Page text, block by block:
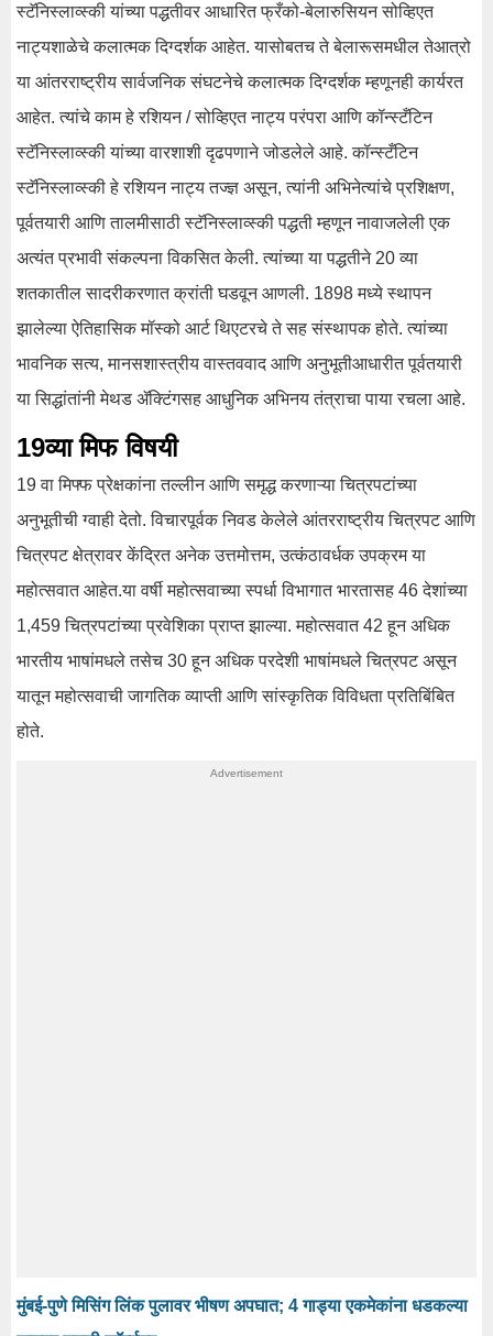
स्टॅनिस्लाव्स्की यांच्या पद्धतीवर आधारित फ्रँको-बेलारुसियन सोव्हिएत
नाट्यशाळेचे कलात्मक दिग्दर्शक आहेत. यासोबतच ते बेलारूसमधील तेआत्रो
या आंतरराष्ट्रीय सार्वजनिक संघटनेचे कलात्मक दिग्दर्शक म्हणूनही कार्यरत
आहेत. त्यांचे काम हे रशियन / सोव्हिएत नाट्य परंपरा आणि कॉन्स्टँटिन
स्टॅनिस्लाव्स्की यांच्या वारशाशी दृढपणाने जोडलेले आहे. कॉन्स्टँटिन
स्टॅनिस्लाव्स्की हे रशियन नाट्य तज्ज्ञ असून, त्यांनी अभिनेत्यांचे प्रशिक्षण,
पूर्वतयारी आणि तालमीसाठी स्टॅनिस्लाव्स्की पद्धती म्हणून नावाजलेली एक
अत्यंत प्रभावी संकल्पना विकसित केली. त्यांच्या या पद्धतीने 20 व्या
शतकातील सादरीकरणात क्रांती घडवून आणली. 1898 मध्ये स्थापन
झालेल्या ऐतिहासिक मॉस्को आर्ट थिएटरचे ते सह संस्थापक होते. त्यांच्या
भावनिक सत्य, मानसशास्त्रीय वास्तववाद आणि अनुभूतीआधारीत पूर्वतयारी
या सिद्धांतांनी मेथड ॲक्टिंगसह आधुनिक अभिनय तंत्राचा पाया रचला आहे.
19व्या मिफ विषयी
19 वा मिफ्फ प्रेक्षकांना तल्लीन आणि समृद्ध करणाऱ्या चित्रपटांच्या
अनुभूतीची ग्वाही देतो. विचारपूर्वक निवड केलेले आंतरराष्ट्रीय चित्रपट आणि
चित्रपट क्षेत्रावर केंद्रित अनेक उत्तमोत्तम, उत्कंठावर्धक उपक्रम या
महोत्सवात आहेत.या वर्षी महोत्सवाच्या स्पर्धा विभागात भारतासह 46 देशांच्या
1,459 चित्रपटांच्या प्रवेशिका प्राप्त झाल्या. महोत्सवात 42 हून अधिक
भारतीय भाषांमधले तसेच 30 हून अधिक परदेशी भाषांमधले चित्रपट असून
यातून महोत्सवाची जागतिक व्याप्ती आणि सांस्कृतिक विविधता प्रतिबिंबित
होते.
मुंबई-पुणे मिसिंग लिंक पुलावर भीषण अपघात; 4 गाड्या एकमेकांना धडकल्या